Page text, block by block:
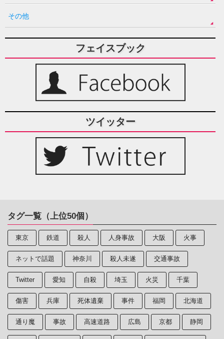
その他
フェイスブック
ツイッター
タグ一覧（上位50個）
東京 鉄道 殺人 人身事故 大阪 火事
ネットで話題 神奈川 殺人未遂 交通事故
Twitter 愛知 自殺 埼玉 火災 千葉
傷害 兵庫 死体遺棄 事件 福岡 北海道
通り魔 事故 高速道路 広島 京都 静岡